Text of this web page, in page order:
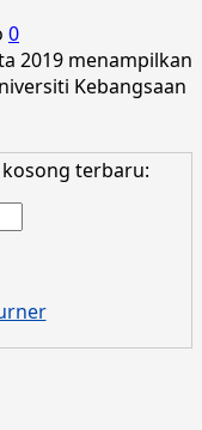
0
2019 menampilkan
Kebangsaan
terbaru: